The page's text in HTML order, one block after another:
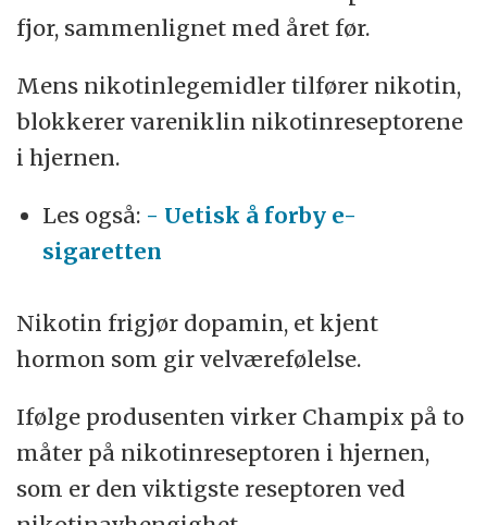
fjor, sammenlignet med året før.
Mens nikotinlegemidler tilfører nikotin,
blokkerer vareniklin nikotinreseptorene
i hjernen.
Les også: - Uetisk å forby e-
sigaretten
Nikotin frigjør dopamin, et kjent
hormon som gir velværefølelse.
Ifølge produsenten virker Champix på to
måter på nikotinreseptoren i hjernen,
som er den viktigste reseptoren ved